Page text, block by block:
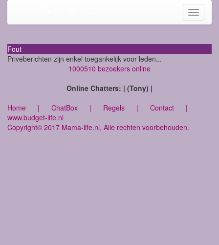
Toggle
Fout
Priveberichten zijn enkel toegankelijk voor leden...
1000510 bezoekers online
Online Chatters: | (Tony) |
Home | ChatBox | Regels | Contact |
www.budget-life.nl
Copyright© 2017 Mama-life.nl, Alle rechten voorbehouden.